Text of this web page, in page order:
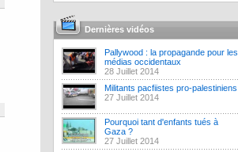
Dernières vidéos
Pallywood : la propagande pour les
médias occidentaux
28 Juillet 2014
Militants pacfiistes pro-palestiniens
27 Juillet 2014
Pourquoi tant d'enfants tués à
Gaza ?
27 Juillet 2014